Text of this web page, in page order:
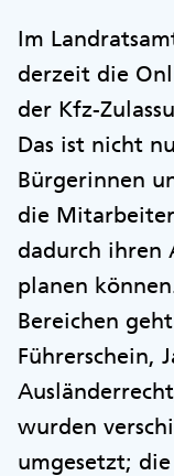
Im
derzeit die
der Kfz-
Das ist nicht
Bürgerinnen
die
dadurch ihren
planen
Bereichen
Führerschein,
wurden
umgesetzt;